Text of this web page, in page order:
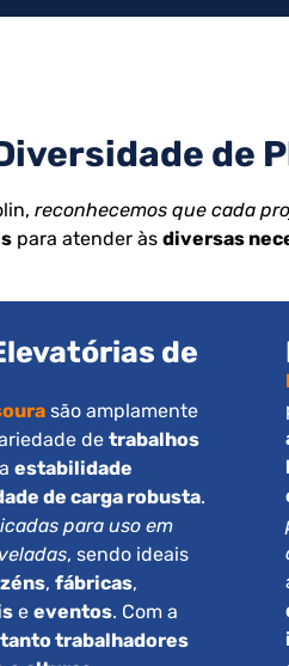
de
reconhecemos que cada
para atender às diversas
de
são amplamente
de trabalhos
estabilidade
de carga robusta.
para uso em
, sendo ideais
, fábricas,
e eventos. Com a
trabalhadores